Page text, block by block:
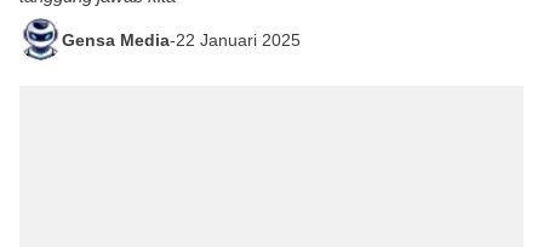
Gensa Media-22 Januari 2025